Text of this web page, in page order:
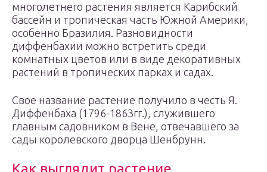
многолетнего растения является Карибский
бассейн и тропическая часть Южной Америки,
особенно Бразилия. Разновидности
диффенбахии можно встретить среди
комнатных цветов или в виде декоративных
растений в тропических парках и садах.
Свое название растение получило в честь Я.
Диффенбаха (1796-1863гг.), служившего
главным садовником в Вене, отвечавшего за
сады королевского дворца Шенбрунн.
Как выглядит растение